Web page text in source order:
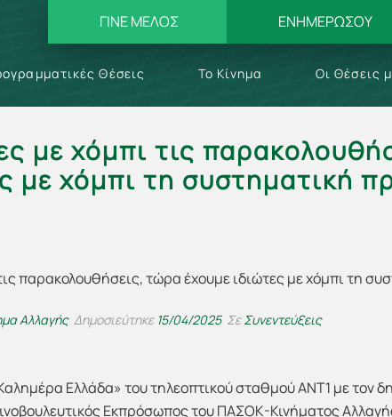
ΓΙΝΕ ΜΕΛΟΣ ΕΝΗΜΕΡΩΣΟΥ
Θέσεις Το Κίνημα Οι Θέσεις
με χόμπι τις
με χόμπι τη συστηματική
Αλλαγής Δημοσιεύτηκε 15/04/2025 ΣεΣυνεντεύξεις
Ελλάδα» του τηλεοπτικού σταθμού ΑΝΤ1 με τον
Εκπρόσωπος του ΠΑΣΟΚ-Κινήματος